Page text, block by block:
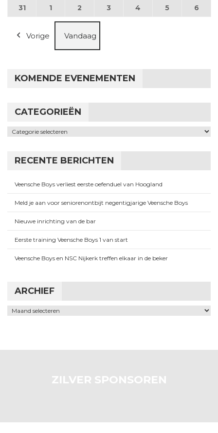
3131 augustus 2026
1 1 september 2026
2 2 september 2026
3 3 september 2026
4 4 september 2026
5 5 6
Vorige Vandaag
KOMENDE EVENEMENTEN
CATEGORIEËN
Categorieën
RECENTE BERICHTEN
Veensche Boys verliest eerste oefenduel van Hoogland
Meld je aan voor seniorenontbijt negentigjarige Veensche Boys
Nieuwe inrichting van de bar
Eerste training Veensche Boys 1 van start
Veensche Boys en NSC Nijkerk treffen elkaar in de beker
ARCHIEF
Archief
ZILVER SPONSOREN